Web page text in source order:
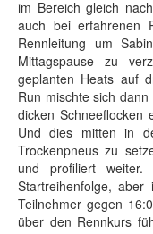
im Bereich gleich
auch bei erfahrenen
Rennleitung um
Mittagspause zu
geplanten Heats auf
Run mischte sich
dicken Schneeflocken
Und dies mitten in
Trockenpneus zu
und profiliert
Startreihenfolge,
Teilnehmer gegen
über den Rennkurs